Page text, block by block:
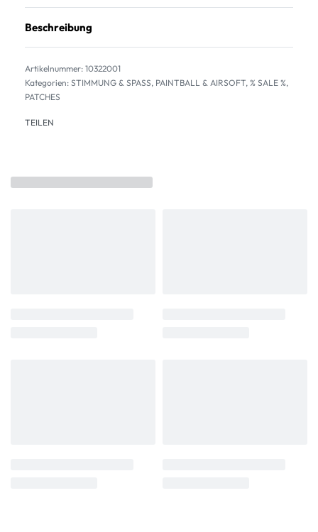
Beschreibung
10322001
Kategorien: STIMMUNG & SPASS, PAINTBALL & AIRSOFT, % SALE %,
PATCHES
TEILEN